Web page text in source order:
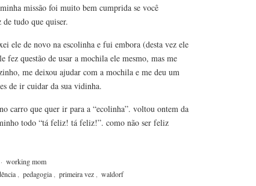
missão foi muito bem cumprida se você
de tudo que quiser.
ele de novo na escolinha e fui embora (desta vez ele
fez questão de usar a mochila ele mesmo, mas me
me deixou ajudar com a mochila e me deu um
de ir cuidar da sua vidinha.
carro que quer ir para a “ecolinha”. voltou ontem da
todo “tá feliz! tá feliz!”. como não ser feliz
· working mom
pedagogia primeira vez waldorf